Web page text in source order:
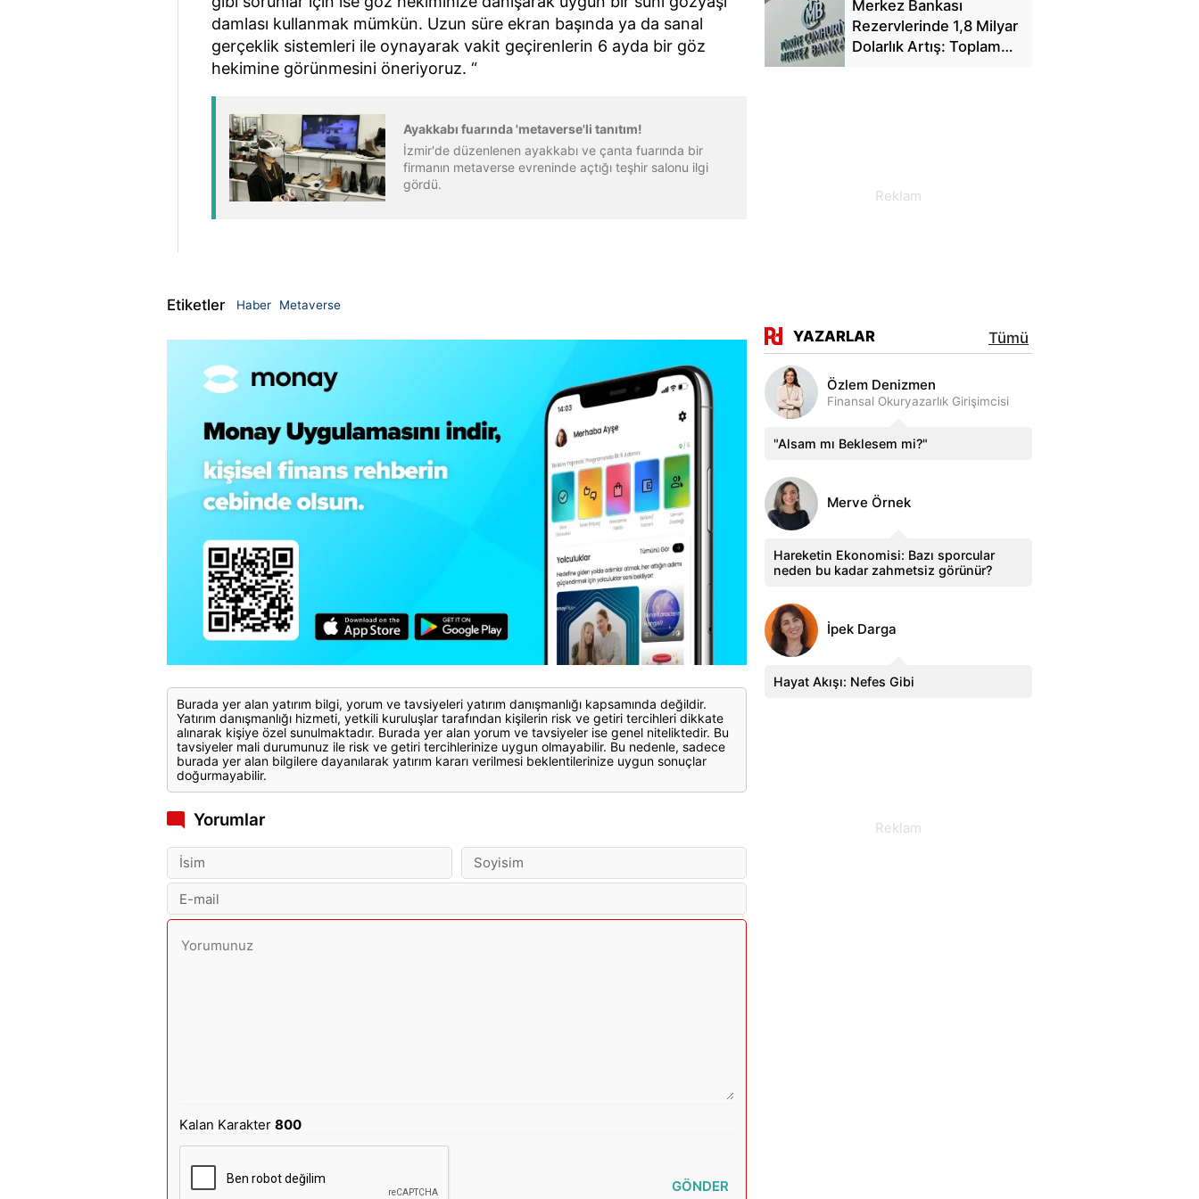
damlası kullanmak mümkün. Uzun süre ekran başında ya da sanal
gerçeklik sistemleri ile oynayarak vakit geçirenlerin 6 ayda bir göz
hekimine görünmesini öneriyoruz. “
Ayakkabı fuarında 'metaverse'li tanıtım!
İzmir'de düzenlenen ayakkabı ve çanta fuarında bir
firmanın metaverse evreninde açtığı teşhir salonu ilgi
gördü.
Etiketler Haber Metaverse
Burada yer alan yatırım bilgi, yorum ve tavsiyeleri yatırım danışmanlığı kapsamında değildir.
Yatırım danışmanlığı hizmeti, yetkili kuruluşlar tarafından kişilerin risk ve getiri tercihleri dikkate
alınarak kişiye özel sunulmaktadır. Burada yer alan yorum ve tavsiyeler ise genel niteliktedir. Bu
tavsiyeler mali durumunuz ile risk ve getiri tercihlerinize uygun olmayabilir. Bu nedenle, sadece
burada yer alan bilgilere dayanılarak yatırım kararı verilmesi beklentilerinize uygun sonuçlar
doğurmayabilir.
Yorumlar
Kalan Karakter800
GÖNDER
Merkez Bankası
Rezervlerinde 1,8 Milyar
Dolarlık Artış: Toplam
YAZARLAR Tümü
Özlem Denizmen
Finansal Okuryazarlık Girişimcisi
"Alsam mı Beklesem mi?"
Merve Örnek
Hareketin Ekonomisi: Bazı sporcular
neden bu kadar zahmetsiz görünür?
İpek Darga
Hayat Akışı: Nefes Gibi